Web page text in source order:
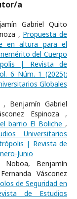
a
Gabriel Quito
, Propuesta de
en altura para el
del Cuerpo
| Revista de
6 Núm. 1 (2025):
Globales
Benjamín Gabriel
Espinoza ,
barrio El Boliche ,
Universitarios
| Revista de
Junio
Noboa, Benjamín
Vásconez
de Seguridad en
de Estudios